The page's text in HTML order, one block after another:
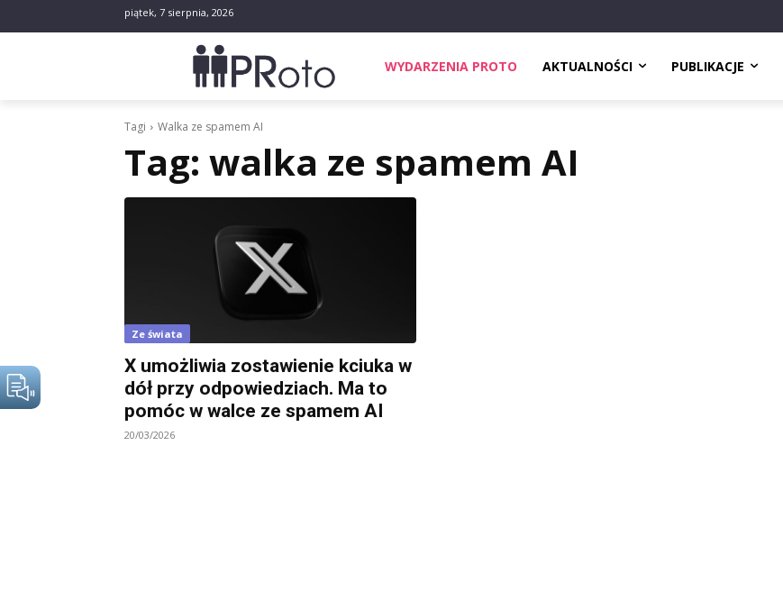
piątek, 7 sierpnia, 2026
WYDARZENIA PROTO AKTUALNOŚCI PUBLIKACJE
Tagi Walka ze spamem AI
Tag: walka ze spamem AI
Ze świata
X umożliwia zostawienie kciuka w
dół przy odpowiedziach. Ma to
pomóc w walce ze spamem AI
20/03/2026